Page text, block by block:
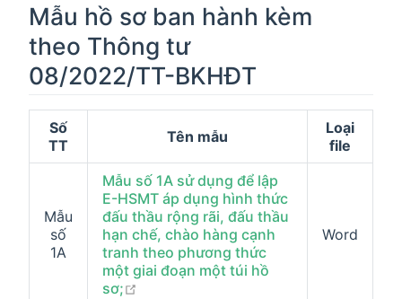
Mẫu hồ sơ ban hành kèm
theo Thông tư
08/2022/TT-BKHĐT
Số
TT
Tên mẫu
Loại
file
Mẫu
số
1A
Mẫu số 1A sử dụng để lập
E-HSMT áp dụng hình thức
đấu thầu rộng rãi, đấu thầu
hạn chế, chào hàng cạnh
tranh theo phương thức
một giai đoạn một túi hồ
sơ;
Word